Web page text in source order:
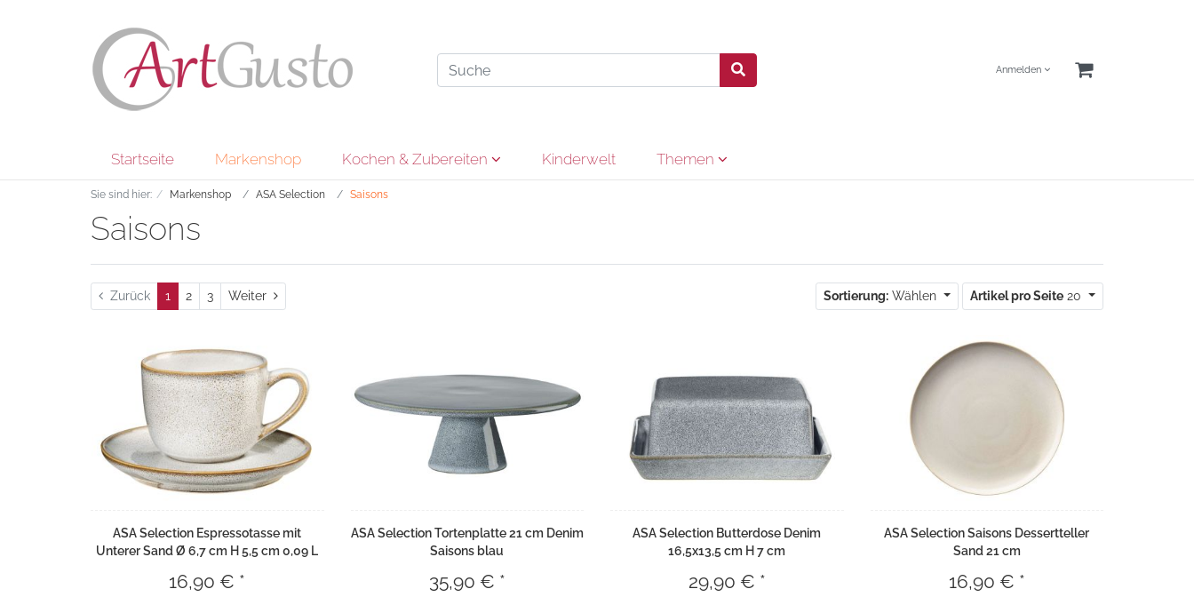
Anmelden
Startseite Markenshop Kochen & Zubereiten Kinderwelt Themen
Sie sind hier: Markenshop ASA Selection Saisons
Saisons
Zurück 1 2 3 Weiter Weiter Sortierung: Wählen Artikel pro Seite 20
ASA Selection Espressotasse mit
Unterer Sand Ø 6,7 cm H 5,5 cm 0,09 L
16,90 € *
ASA Selection Tortenplatte 21 cm Denim
Saisons blau
35,90 € *
ASA Selection Butterdose Denim
16,5x13,5 cm H 7 cm
29,90 € *
ASA Selection Saisons Dessertteller
Sand 21 cm
16,90 € *